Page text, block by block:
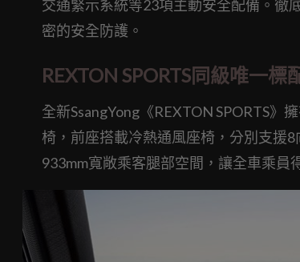
交通緊示系統等23項主動安全配備。徹
密的安全防護。
REXTON SPORTS同級唯一
全新SsangYong《REXTON SPORTS
椅，前座搭載冷熱通風座椅，分別支援
933mm寬敞乘客腿部空間，讓全車乘員